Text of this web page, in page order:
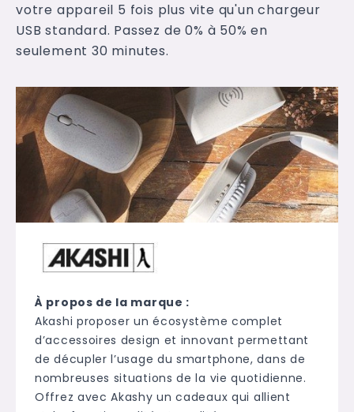
votre appareil 5 fois plus vite qu'un chargeur
USB standard. Passez de 0% à 50% en
seulement 30 minutes.
À propos de la marque :
Akashi proposer un écosystème complet
d’accessoires design et innovant permettant
de décupler l’usage du smartphone, dans de
nombreuses situations de la vie quotidienne.
Offrez avec Akashy un cadeaux qui allient